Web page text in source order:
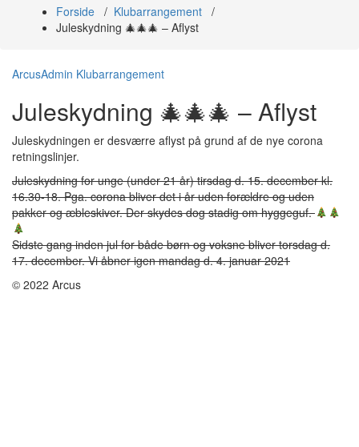
Forside / Klubarrangement /
Juleskydning 🎄🎄🎄 – Aflyst
ArcusAdmin Klubarrangement
Juleskydning 🎄🎄🎄 – Aflyst
Juleskydningen er desværre aflyst på grund af de nye corona
retningslinjer.
Juleskydning for unge (under 21 år) tirsdag d. 15. december kl.
16.30-18. Pga. corona bliver det i år uden forældre og uden
pakker og æbleskiver. Der skydes dog stadig om hyggeguf.
Sidste gang inden jul for både børn og voksne bliver torsdag d.
17. december. Vi åbner igen mandag d. 4. januar 2021
© 2022 Arcus